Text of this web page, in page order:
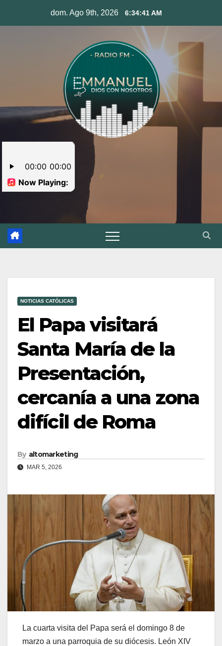
dom. Ago 9th, 2026 6:34:42 AM
NOTICIAS CATÓLICAS
El Papa visitará
Santa María de la
Presentación,
cercanía a una zona
difícil de Roma
By altomarketing
MAR 5, 2026
La cuarta visita del Papa será el domingo 8 de
marzo a una parroquia de su diócesis. León XIV